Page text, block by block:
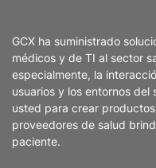
GCX ha suministrado
médicos y de TI al sector
especialmente, la
usuarios y los entornos del
usted para crear
proveedores de salud
paciente.